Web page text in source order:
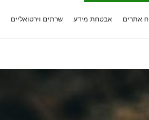
אתרים אבטחת מידע שרתים וירטואליים